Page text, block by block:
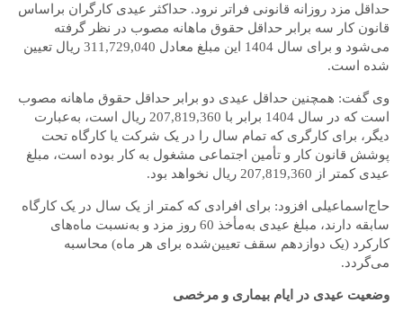
حداقل مزد روزانه قانونی فراتر نرود. حداکثر عیدی کارگران بر‌اساس
قانون کار سه برابر حداقل حقوق ماهانه مصوب در نظر گرفته
می‌شود و برای سال 1404 این مبلغ معادل 311,729,040 ریال تعیین
شده است.
وی گفت: همچنین حداقل عیدی دو برابر حداقل حقوق ماهانه مصوب
است که در سال 1404 برابر با 207,819,360 ‌ریال است، به‌عبارت
دیگر، برای کارگری که تمام سال را در یک شرکت یا کارگاه تحت
پوشش قانون کار و تأمین اجتماعی مشغول به کار بوده است، مبلغ
عیدی کمتر از 207,819,360 ریال نخواهد بود.
حاج‌اسماعیلی افزود: برای افرادی که کمتر از یک سال در یک کارگاه
سابقه دارند، مبلغ عیدی به‌مأخذ 60 روز مزد و به‌نسبت ماه‌های
کارکرد (یک دوازدهم سقف تعیین‌شده برای هر ماه) محاسبه
می‌گردد.
وضعیت عیدی در ایام بیماری و مرخصی